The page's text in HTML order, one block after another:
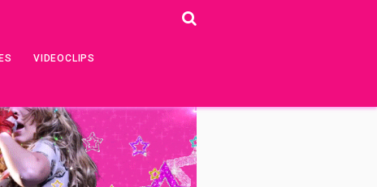
VIDEOCLIPS